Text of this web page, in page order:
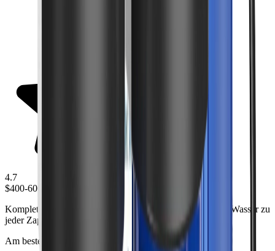
4.7
$400-600
Komplettes Filtersystem für das ganze Haus, das sauberes Wasser zu
jeder Zapfstelle in Ihrem Zuhause liefert.
Am besten für